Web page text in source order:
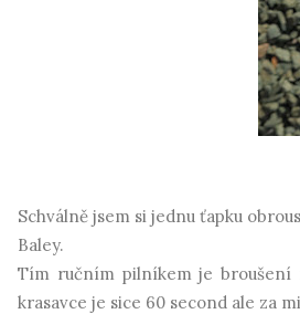
Schválně jsem si jednu ťapku
Baley.
Tím ručním pilníkem je broušení
krasavce je sice 60 second ale za